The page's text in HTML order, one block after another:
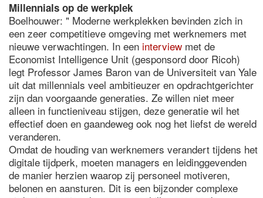
Millennials op de werkplek
Boelhouwer: " Moderne werkplekken bevinden zich in
een zeer competitieve omgeving met werknemers met
nieuwe verwachtingen. In een interview met de
Economist Intelligence Unit (gesponsord door Ricoh)
legt Professor James Baron van de Universiteit van Yale
uit dat millennials veel ambitieuzer en opdrachtgerichter
zijn dan voorgaande generaties. Ze willen niet meer
alleen in functieniveau stijgen, deze generatie wil het
effectief doen en gaandeweg ook nog het liefst de wereld
veranderen.
Omdat de houding van werknemers verandert tijdens het
digitale tijdperk, moeten managers en leidinggevenden
de manier herzien waarop zij personeel motiveren,
belonen en aansturen. Dit is een bijzonder complexe